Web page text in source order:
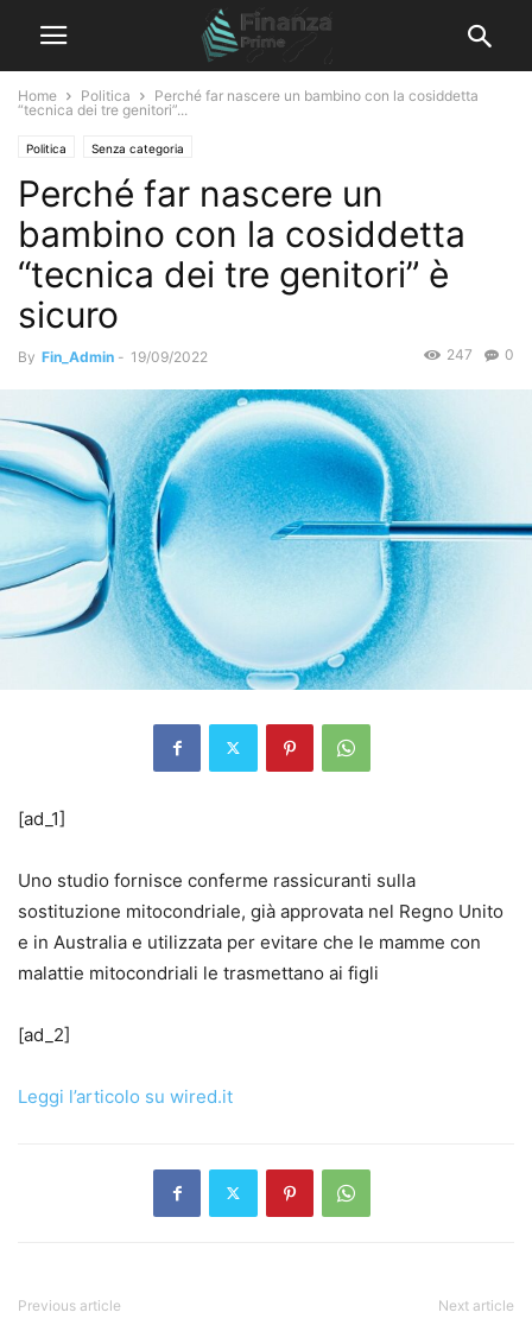
Home Politica
Perché far nascere un bambino con la cosiddetta
“tecnica dei tre genitori”...
Politica Senza categoria
Perché far nascere un
bambino con la cosiddetta
“tecnica dei tre genitori” è
sicuro
By Fin_Admin - 19/09/2022 0
247
[ad_1]
Uno studio fornisce conferme rassicuranti sulla
sostituzione mitocondriale, già approvata nel Regno Unito
e in Australia e utilizzata per evitare che le mamme con
malattie mitocondriali le trasmettano ai figli
[ad_2]
Leggi l’articolo su wired.it
Previous article Next article